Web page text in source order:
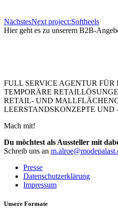
NächstesNext project:Softheels
Hier geht es zu unserem B2B-
FULL SERVICE AGENTUR FÜR
TEMPORÄRE
RETAIL- UND
LEERSTANDSKONZEPTE UND
Mach mit!
Du möchtest als Aussteller mit
Schreib uns an
Presse
Datenschutzerklärung
Impressum
Unsere Formate